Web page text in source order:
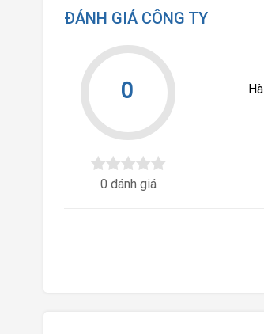
ĐÁNH GIÁ CÔNG TY
0
0 đánh giá